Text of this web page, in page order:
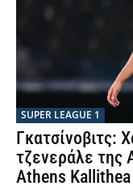
SUPER LEAGUE 1
Γκατσίνοβιτς:
τζενεράλε της
Athens Kallithea